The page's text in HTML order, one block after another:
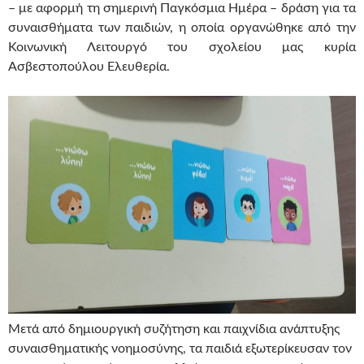
– με αφορμή τη σημερινή Παγκόσμια Ημέρα – δράση για τα
συναισθήματα των παιδιών, η οποία οργανώθηκε από την
Κοινωνική Λειτουργό του σχολείου μας κυρία
Ασβεστοπούλου Ελευθερία.
Μετά από δημιουργική συζήτηση και παιχνίδια ανάπτυξης
συναισθηματικής νοημοσύνης, τα παιδιά εξωτερίκευσαν τον